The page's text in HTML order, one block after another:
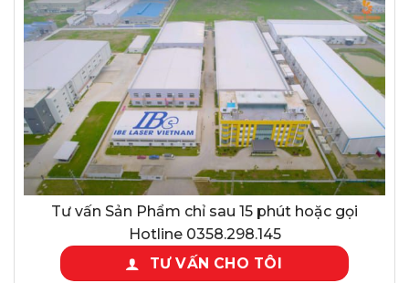
Tư vấn Sản Phẩm chỉ sau 15 phút hoặc gọi
Hotline 0358.298.145
TƯ VẤN CHO TÔI